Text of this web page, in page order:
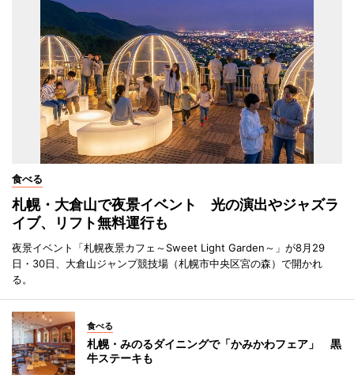
食べる
札幌・大倉山で夜景イベント 光の演出やジャズラ
イブ、リフト無料運行も
夜景イベント「札幌夜景カフェ～Sweet Light Garden～」が8月29
日・30日、大倉山ジャンプ競技場（札幌市中央区宮の森）で開かれ
る。
食べる
札幌・みのるダイニングで「かみかわフェア」 黒
牛ステーキも